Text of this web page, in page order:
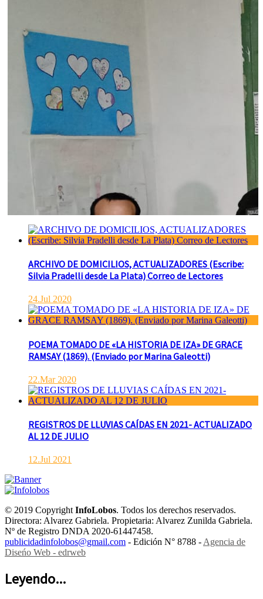
ARCHIVO DE DOMICILIOS, ACTUALIZADORES (Escribe:
Silvia Pradelli desde La Plata) Correo de Lectores
24.Jul 2020
POEMA TOMADO DE «LA HISTORIA DE IZA» DE GRACE
RAMSAY (1869). (Enviado por Marina Galeotti)
22.Mar 2020
REGISTROS DE LLUVIAS CAÍDAS EN 2021- ACTUALIZADO
AL 12 DE JULIO
12.Jul 2021
© 2019 CopyrightInfoLobos. Todos los derechos reservados.
Directora: Alvarez Gabriela. Propietaria: Alvarez Zunilda Gabriela.
Nº de Registro DNDA 2020-61447458.
publicidadinfolobos@gmail.com - Edición N° 8788 -Agencia de
Diseńo Web - edrweb
Leyendo...